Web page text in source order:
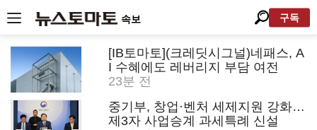
속보 구독
[IB토마토](크레딧시그널)네패스, A
I 수혜에도 레버리지 부담 여전
23분 전
중기부, 창업·벤처 세제지원 강화…
제3자 사업승계 과세특례 신설